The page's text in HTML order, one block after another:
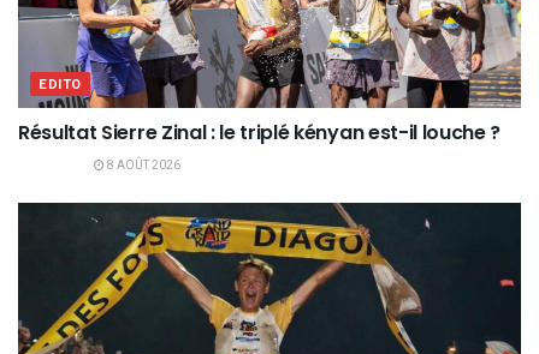
EDITO
Résultat Sierre Zinal : le triplé kényan est-il louche ?
8 AOÛT 2026